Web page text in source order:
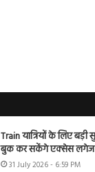
Train यात्रियों के लिए
बुक कर सकेंगे एक्सेस लगेज
31 July 2026 - 6:59 PM